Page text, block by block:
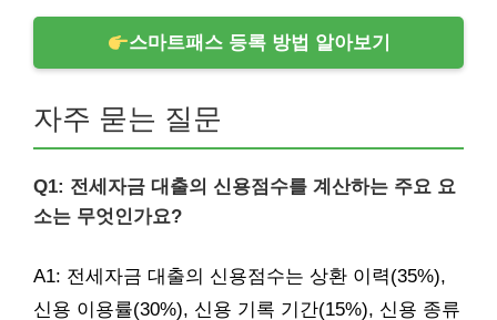
스마트패스 등록 방법 알아보기
자주 묻는 질문
Q1: 전세자금 대출의 신용점수를 계산하는 주요 요
소는 무엇인가요?
A1: 전세자금 대출의 신용점수는 상환 이력(35%),
신용 이용률(30%), 신용 기록 기간(15%), 신용 종류